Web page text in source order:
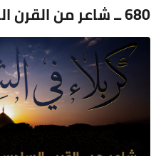
680 ــ شاعر من القرن السادس الهجري